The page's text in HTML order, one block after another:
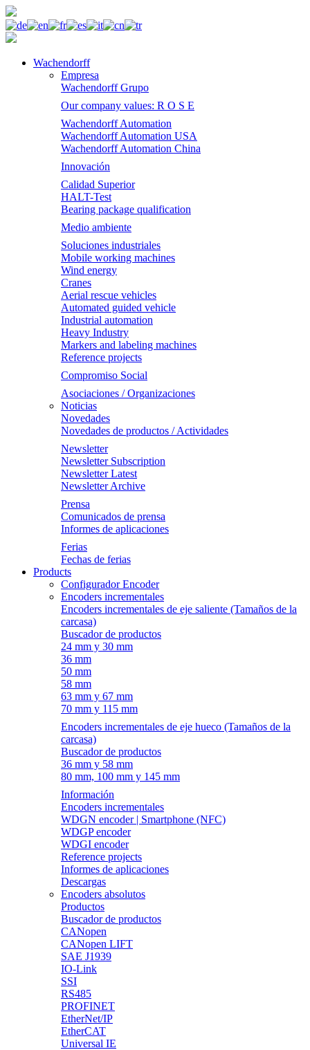
Wachendorff
Empresa
Wachendorff Grupo
Our company values: R O S E
Wachendorff Automation
Wachendorff Automation USA
Wachendorff Automation China
Innovación
Calidad Superior
HALT-Test
Bearing package qualification
Medio ambiente
Soluciones industriales
Mobile working machines
Wind energy
Cranes
Aerial rescue vehicles
Automated guided vehicle
Industrial automation
Heavy Industry
Markers and labeling machines
Reference projects
Compromiso Social
Asociaciones / Organizaciones
Noticias
Novedades
Novedades de productos / Actividades
Newsletter
Newsletter Subscription
Newsletter Latest
Newsletter Archive
Prensa
Comunicados de prensa
Informes de aplicaciones
Ferias
Fechas de ferias
Products
Configurador Encoder
Encoders incrementales
Encoders incrementales de eje saliente (Tamaños de la
carcasa)
Buscador de productos
24 mm y 30 mm
36 mm
50 mm
58 mm
63 mm y 67 mm
70 mm y 115 mm
Encoders incrementales de eje hueco (Tamaños de la
carcasa)
Buscador de productos
36 mm y 58 mm
80 mm, 100 mm y 145 mm
Información
Encoders incrementales
WDGN encoder | Smartphone (NFC)
WDGP encoder
WDGI encoder
Reference projects
Informes de aplicaciones
Descargas
Encoders absolutos
Productos
Buscador de productos
CANopen
CANopen LIFT
SAE J1939
IO-Link
SSI
RS485
PROFINET
EtherNet/IP
EtherCAT
Universal IE